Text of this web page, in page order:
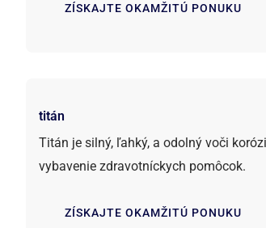
ZÍSKAJTE OKAMŽITÚ PONUKU
titán
Titán je silný, ľahký, a odolný voči
vybavenie zdravotníckych pomôcok.
ZÍSKAJTE OKAMŽITÚ PONUKU